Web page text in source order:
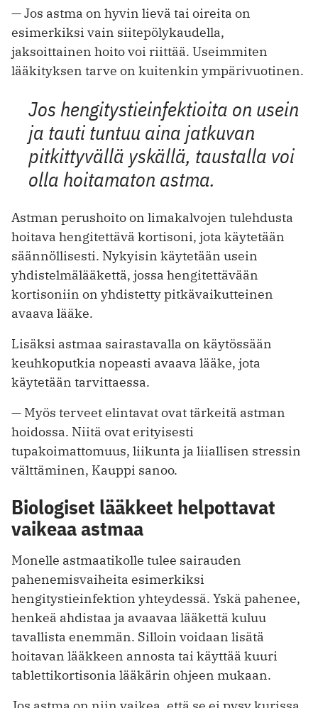
— Jos astma on hyvin lievä tai oireita on
esimerkiksi vain siitepölykaudella,
jaksoittainen hoito voi riittää. Useimmiten
lääkityksen tarve on kuitenkin ympärivuotinen.
Jos hengitystieinfektioita on usein
ja tauti tuntuu aina jatkuvan
pitkittyvällä yskällä, taustalla voi
olla hoitamaton astma.
Astman perushoito on limakalvojen tulehdusta
hoitava hengitettävä kortisoni, jota käytetään
säännöllisesti. Nykyisin käytetään usein
yhdistelmälääkettä, jossa hengitettävään
kortisoniin on yhdistetty pitkävaikutteinen
avaava lääke.
Lisäksi astmaa sairastavalla on käytössään
keuhkoputkia nopeasti avaava lääke, jota
käytetään tarvittaessa.
— Myös terveet elintavat ovat tärkeitä astman
hoidossa. Niitä ovat erityisesti
tupakoimattomuus, liikunta ja liiallisen stressin
välttäminen, Kauppi sanoo.
Biologiset lääkkeet helpottavat
vaikeaa astmaa
Monelle astmaatikolle tulee sairauden
pahenemisvaiheita esimerkiksi
hengitystieinfektion yhteydessä. Yskä pahenee,
henkeä ahdistaa ja avaavaa lääkettä kuluu
tavallista enemmän. Silloin voidaan lisätä
hoitavan lääkkeen annosta tai käyttää kuuri
tablettikortisonia lääkärin ohjeen mukaan.